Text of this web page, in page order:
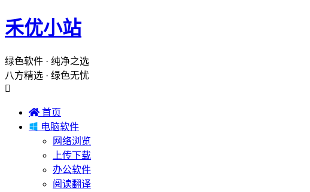
禾优小站
绿色软件 · 纯净之选
八方精选 · 绿色无忧

 首页
 电脑软件
网络浏览
上传下载
办公软件
阅读翻译